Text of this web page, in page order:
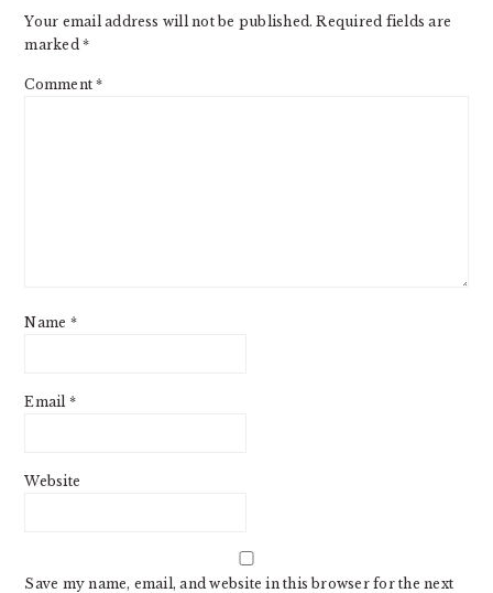
Your email address will not be published. Required fields are
marked*
Comment*
Name *
Email *
Website
Save my name, email, and website in this browser for the next